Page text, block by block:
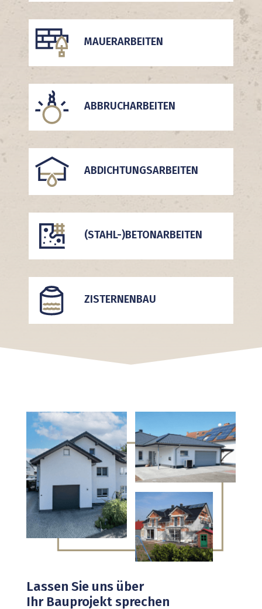
MAUERARBEITEN
ABBRUCHARBEITEN
ABDICHTUNGSARBEITEN
(STAHL-)BETONARBEITEN
ZISTERNENBAU
Lassen Sie uns über
Ihr Bauprojekt sprechen